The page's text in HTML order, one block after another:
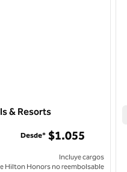
& Resorts
Desde* $1.055
Incluye cargos
Hilton Honors no reembolsable